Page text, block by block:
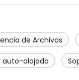
de Archivos
auto-alojado